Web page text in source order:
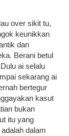
over sikit tu,
keunikkan
dan
Berani betul
ai selalu
sekarang ai
bertegur
kasut
bukan
itu yang
dalam